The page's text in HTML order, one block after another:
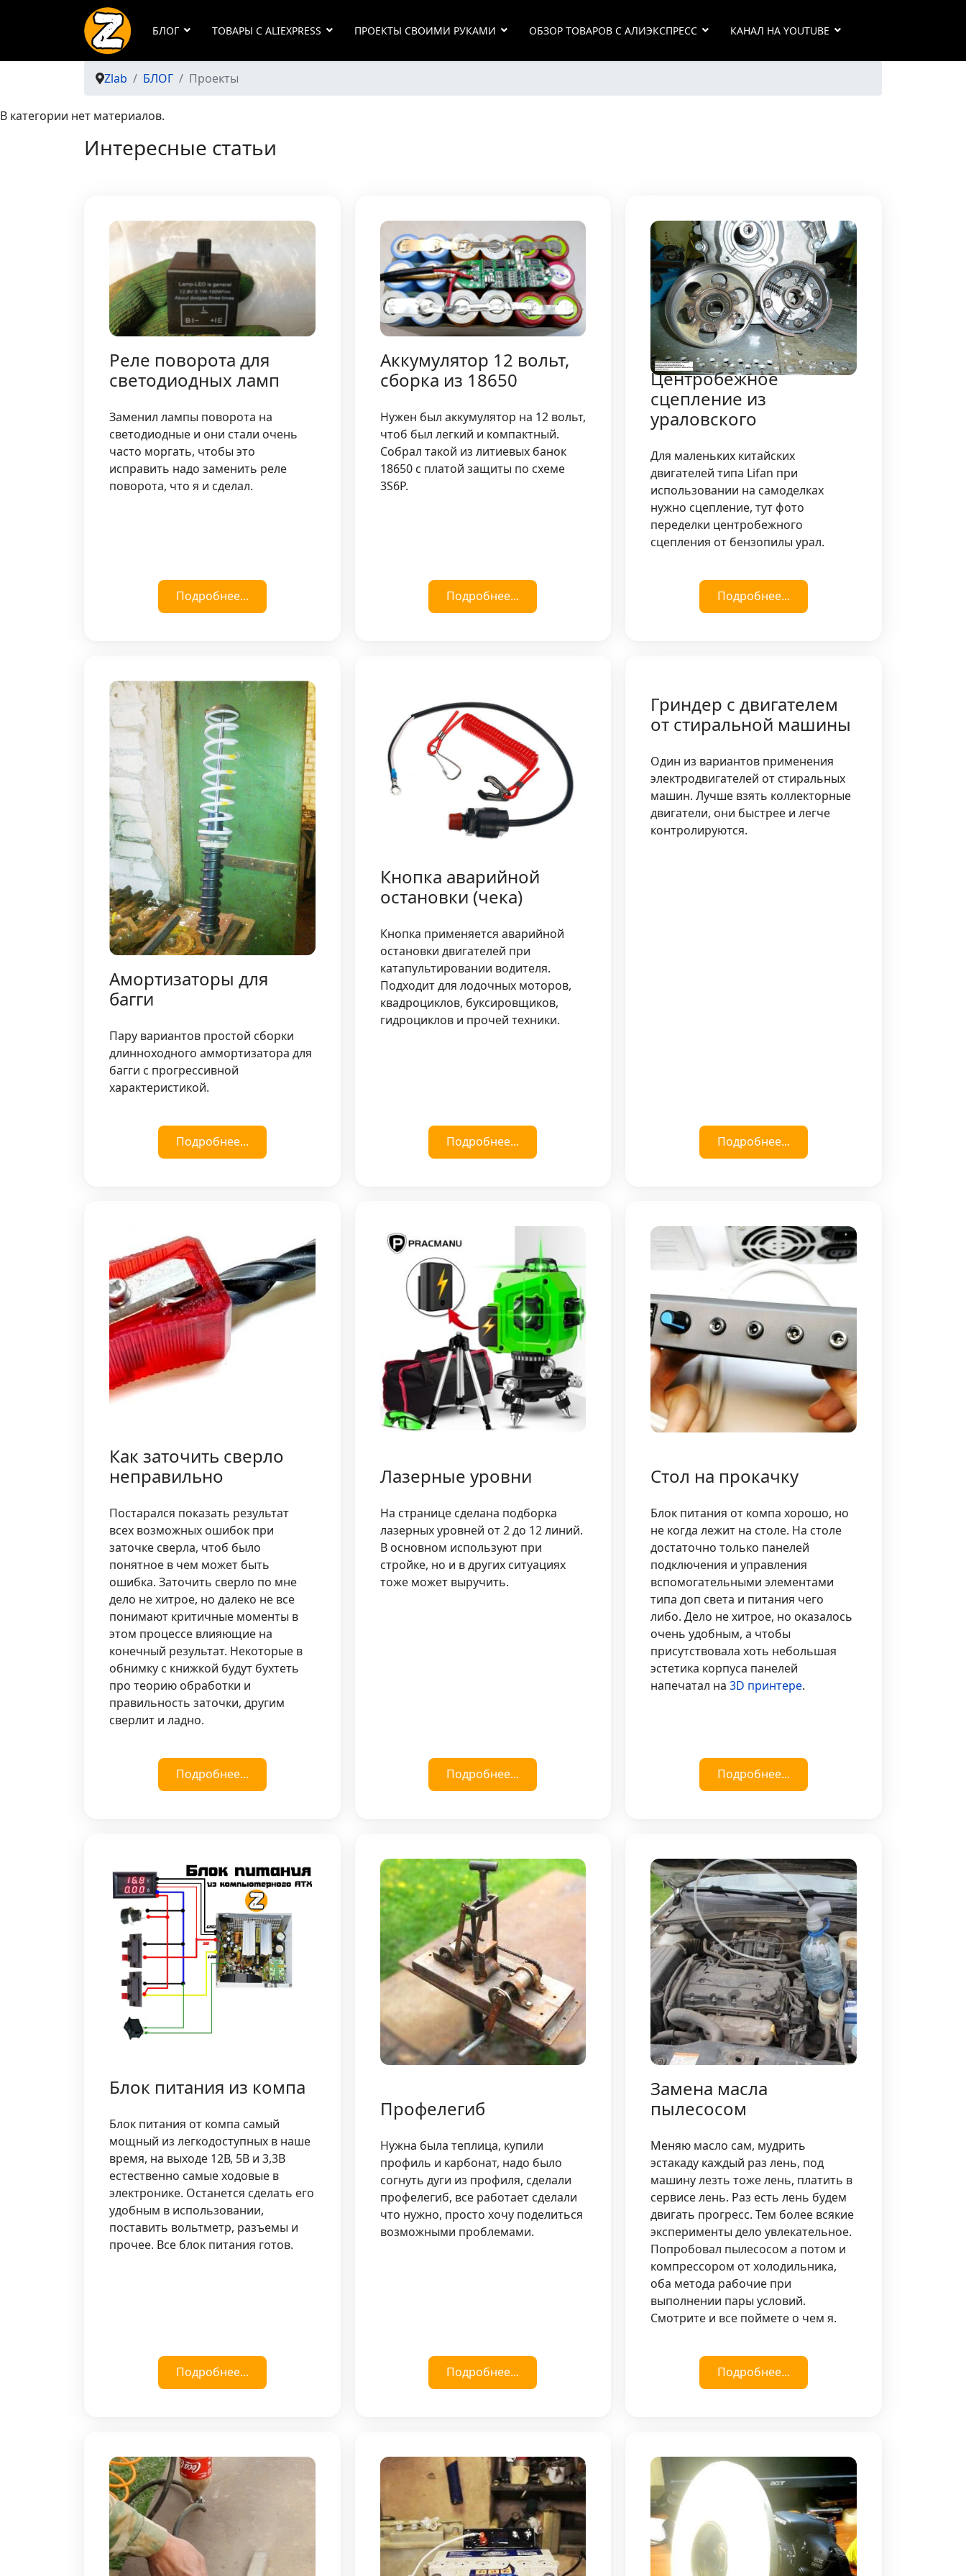
БЛОГ ТОВАРЫ С ALIEXPRESS ПРОЕКТЫ СВОИМИ РУКАМИ ОБЗОР ТОВАРОВ С АЛИЭКСПРЕСС КАНАЛ НА YOUTUBE
Zlab БЛОГ Проекты
В категории нет материалов.
Интересные статьи
Реле поворота для
светодиодных ламп
Заменил лампы поворота на
светодиодные и они стали очень
часто моргать, чтобы это
исправить надо заменить реле
поворота, что я и сделал.
Подробнее...
Аккумулятор 12 вольт,
сборка из 18650
Нужен был аккумулятор на 12 вольт,
чтоб был легкий и компактный.
Собрал такой из литиевых банок
18650 с платой защиты по схеме
3S6P.
Подробнее...
Центробежное
сцепление из
ураловского
Для маленьких китайских
двигателей типа Lifan при
использовании на самоделках
нужно сцепление, тут фото
переделки центробежного
сцепления от бензопилы урал.
Подробнее...
Амортизаторы для
багги
Пару вариантов простой сборки
длинноходного аммортизатора для
багги с прогрессивной
характеристикой.
Подробнее...
Кнопка аварийной
остановки (чека)
Кнопка применяется аварийной
остановки двигателей при
катапультировании водителя.
Подходит для лодочных моторов,
квадроциклов, буксировщиков,
гидроциклов и прочей техники.
Подробнее...
Гриндер с двигателем
от стиральной машины
Один из вариантов применения
электродвигателей от стиральных
машин. Лучше взять коллекторные
двигатели, они быстрее и легче
контролируются.
Подробнее...
Как заточить сверло
неправильно
Постарался показать результат
всех возможных ошибок при
заточке сверла, чтоб было
понятное в чем может быть
ошибка. Заточить сверло по мне
дело не хитрое, но далеко не все
понимают критичные моменты в
этом процессе влияющие на
конечный результат. Некоторые в
обнимку с книжкой будут бухтеть
про теорию обработки и
правильность заточки, другим
сверлит и ладно.
Подробнее...
Лазерные уровни
На странице сделана подборка
лазерных уровней от 2 до 12 линий.
В основном используют при
стройке, но и в других ситуациях
тоже может выручить.
Подробнее...
Стол на прокачку
Блок питания от компа хорошо, но
не когда лежит на столе. На столе
достаточно только панелей
подключения и управления
вспомогательными элементами
типа доп света и питания чего
либо. Дело не хитрое, но оказалось
очень удобным, а чтобы
присутствовала хоть небольшая
эстетика корпуса панелей
напечатал на3D принтере.
Подробнее...
Блок питания из компа
Блок питания от компа самый
мощный из легкодоступных в наше
время, на выходе 12В, 5В и 3,3В
естественно самые ходовые в
электронике. Останется сделать его
удобным в использовании,
поставить вольтметр, разъемы и
прочее. Все блок питания готов.
Подробнее...
Профелегиб
Нужна была теплица, купили
профиль и карбонат, надо было
согнуть дуги из профиля, сделали
профелегиб, все работает сделали
что нужно, просто хочу поделиться
возможными проблемами.
Подробнее...
Замена масла
пылесосом
Меняю масло сам, мудрить
эстакаду каждый раз лень, под
машину лезть тоже лень, платить в
сервисе лень. Раз есть лень будем
двигать прогресс. Тем более всякие
эксперименты дело увлекательное.
Попробовал пылесосом а потом и
компрессором от холодильника,
оба метода рабочие при
выполнении пары условий.
Смотрите и все поймете о чем я.
Подробнее...